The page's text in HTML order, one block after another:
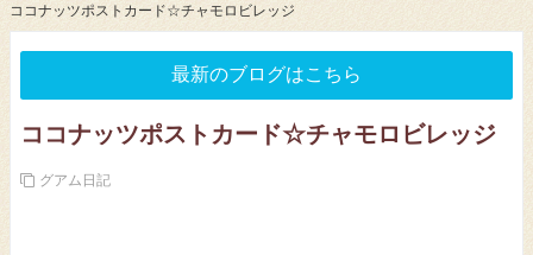
ココナッツポストカード☆チャモロビレッジ
最新のブログはこちら
ココナッツポストカード☆チャモロビレッジ
グアム日記